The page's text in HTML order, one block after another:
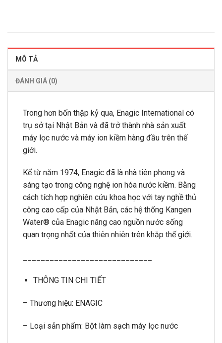
MÔ TẢ
ĐÁNH GIÁ (0)
Trong hơn bốn thập kỷ qua, Enagic International có
trụ sở tại Nhật Bản và đã trở thành nhà sản xuất
máy lọc nước và máy ion kiềm hàng đầu trên thế
giới.
Kể từ năm 1974, Enagic đã là nhà tiên phong và
sáng tạo trong công nghệ ion hóa nước kiềm. Bằng
cách tích hợp nghiên cứu khoa học với tay nghề thủ
công cao cấp của Nhật Bản, các hệ thống Kangen
Water® của Enagic nâng cao nguồn nước sống
quan trọng nhất của thiên nhiên trên khắp thế giới.
THÔNG TIN CHI TIẾT
– Thương hiệu: ENAGIC
– Loại sản phẩm: Bột làm sạch máy lọc nước